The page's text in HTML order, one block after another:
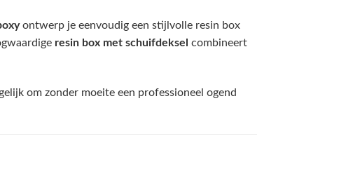
ontwerp je eenvoudig een stijlvolle resin box
resin box met schuifdeksel combineert
om zonder moeite een professioneel ogend